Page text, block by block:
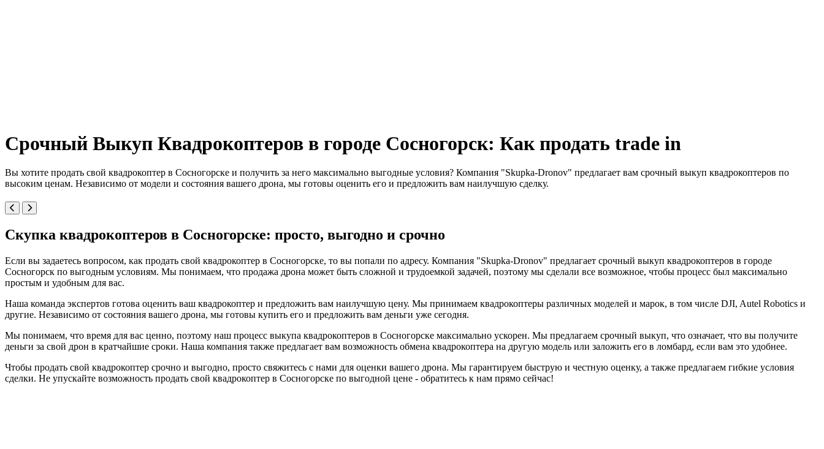
Срочный Выкуп Квадрокоптеров в городе Сосногорск: Как продать trade in
Вы хотите продать свой квадрокоптер в Сосногорске и получить за него максимально выгодные условия? Компания "Skupka-Dronov" предлагает вам срочный выкуп квадрокоптеров по
высоким ценам. Независимо от модели и состояния вашего дрона, мы готовы оценить его и предложить вам наилучшую сделку.
Скупка квадрокоптеров в Сосногорске: просто, выгодно и срочно
Если вы задаетесь вопросом, как продать свой квадрокоптер в Сосногорске, то вы попали по адресу. Компания "Skupka-Dronov" предлагает срочный выкуп квадрокоптеров в городе
Сосногорск по выгодным условиям. Мы понимаем, что продажа дрона может быть сложной и трудоемкой задачей, поэтому мы сделали все возможное, чтобы процесс был максимально
простым и удобным для вас.
Наша команда экспертов готова оценить ваш квадрокоптер и предложить вам наилучшую цену. Мы принимаем квадрокоптеры различных моделей и марок, в том числе DJI, Autel Robotics и
другие. Независимо от состояния вашего дрона, мы готовы купить его и предложить вам деньги уже сегодня.
Мы понимаем, что время для вас ценно, поэтому наш процесс выкупа квадрокоптеров в Сосногорске максимально ускорен. Мы предлагаем срочный выкуп, что означает, что вы получите
деньги за свой дрон в кратчайшие сроки. Наша компания также предлагает вам возможность обмена квадрокоптера на другую модель или заложить его в ломбард, если вам это удобнее.
Чтобы продать свой квадрокоптер срочно и выгодно, просто свяжитесь с нами для оценки вашего дрона. Мы гарантируем быструю и честную оценку, а также предлагаем гибкие условия
сделки. Не упускайте возможность продать свой квадрокоптер в Сосногорске по выгодной цене - обратитесь к нам прямо сейчас!